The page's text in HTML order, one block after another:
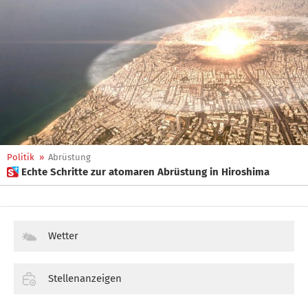
Politik » Abrüstung
 Echte Schritte zur atomaren Abrüstung in Hiroshima
Wetter
Stellenanzeigen